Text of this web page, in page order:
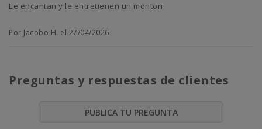
Le encantan y le entretienen un monton
Por Jacobo H. el 27/04/2026
Preguntas y respuestas de clientes
PUBLICA TU PREGUNTA